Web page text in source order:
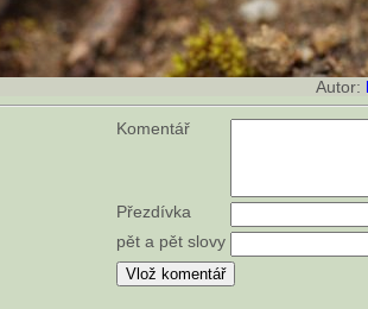
Autor:
Komentář
Přezdívka
pět a pět slovy